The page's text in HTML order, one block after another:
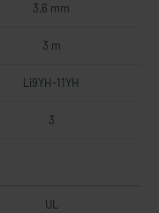
3,6 mm
3 m
Li9YH-11YH
3
UL